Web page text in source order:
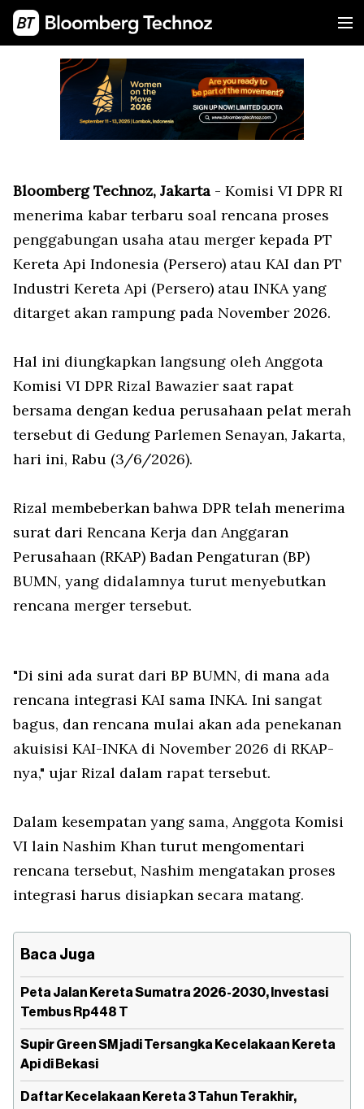
Bloomberg Technoz, Jakarta - Komisi VI DPR RI
menerima kabar terbaru soal rencana proses
penggabungan usaha atau merger kepada PT
Kereta Api Indonesia (Persero) atau KAI dan PT
Industri Kereta Api (Persero) atau INKA yang
ditarget akan rampung pada November 2026.
Hal ini diungkapkan langsung oleh Anggota
Komisi VI DPR Rizal Bawazier saat rapat
bersama dengan kedua perusahaan pelat merah
tersebut di Gedung Parlemen Senayan, Jakarta,
hari ini, Rabu (3/6/2026).
Rizal membeberkan bahwa DPR telah menerima
surat dari Rencana Kerja dan Anggaran
Perusahaan (RKAP) Badan Pengaturan (BP)
BUMN, yang didalamnya turut menyebutkan
rencana merger tersebut.
"Di sini ada surat dari BP BUMN, di mana ada
rencana integrasi KAI sama INKA. Ini sangat
bagus, dan rencana mulai akan ada penekanan
akuisisi KAI-INKA di November 2026 di RKAP-
nya," ujar Rizal dalam rapat tersebut.
Dalam kesempatan yang sama, Anggota Komisi
VI lain Nashim Khan turut mengomentari
rencana tersebut, Nashim mengatakan proses
integrasi harus disiapkan secara matang.
Baca Juga
Peta Jalan Kereta Sumatra 2026-2030, Investasi
Tembus Rp448 T
Supir Green SM jadi Tersangka Kecelakaan Kereta
Api di Bekasi
Daftar Kecelakaan Kereta 3 Tahun Terakhir,